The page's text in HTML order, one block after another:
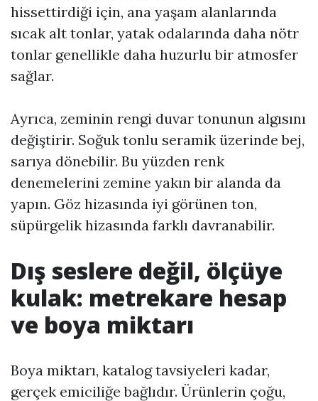
hissettirdiği için, ana yaşam alanlarında
sıcak alt tonlar, yatak odalarında daha nötr
tonlar genellikle daha huzurlu bir atmosfer
sağlar.
Ayrıca, zeminin rengi duvar tonunun algısını
değiştirir. Soğuk tonlu seramik üzerinde bej,
sarıya dönebilir. Bu yüzden renk
denemelerini zemine yakın bir alanda da
yapın. Göz hizasında iyi görünen ton,
süpürgelik hizasında farklı davranabilir.
Dış seslere değil, ölçüye
kulak: metrekare hesap
ve boya miktarı
Boya miktarı, katalog tavsiyeleri kadar,
gerçek emiciliğe bağlıdır. Ürünlerin çoğu,